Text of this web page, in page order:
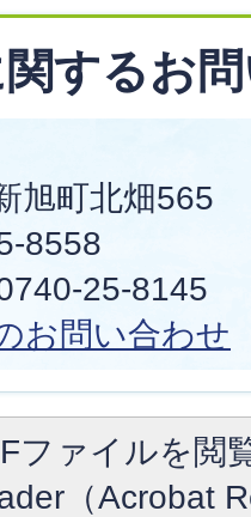
するお
旭町北畑565
8558
25-8145
お問い合わせ
ファイルを閲
（Acrobat